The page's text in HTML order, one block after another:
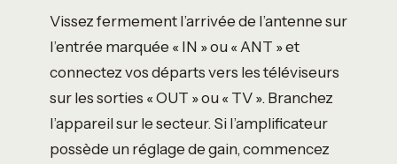
Vissez fermement l’arrivée de l’antenne sur
l’entrée marquée « IN » ou « ANT » et
connectez vos départs vers les téléviseurs
sur les sorties « OUT » ou « TV ». Branchez
l’appareil sur le secteur. Si l’amplificateur
possède un réglage de gain, commencez